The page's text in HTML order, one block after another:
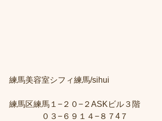
練馬美容室シフィ練馬/sihui
練馬区練馬１−２０−２ASKビル３階
０３−６９１４−８７4７